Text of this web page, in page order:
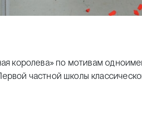
королева» по мотивам
частной школы